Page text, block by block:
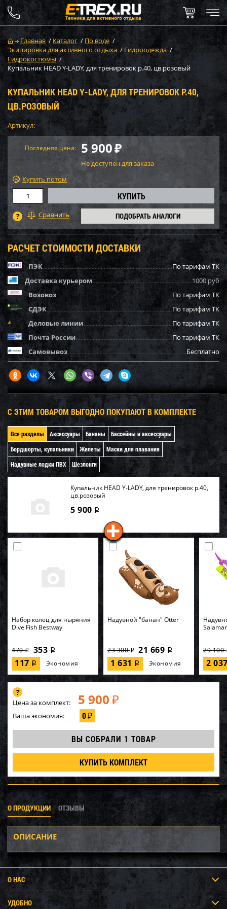
Главная / Каталог / По воде /
Экипировка для активного отдыха / Гидроодежда /
Гидрокостюмы /
Купальник HEAD Y-LADY, для тренировок р.40, цв.розовый
КУПАЛЬНИК HEAD Y-LADY, ДЛЯ ТРЕНИРОВОК Р.40,
ЦВ.РОЗОВЫЙ
Артикул:
Последняя цена: 5 900₽
Не доступен для заказа
Купить потом
ПОДОБРАТЬ АНАЛОГИ
РАСЧЕТ СТОИМОСТИ ДОСТАВКИ
ПЭК
По тарифам ТК
Доставка курьером
1000 руб
Возовоз
По тарифам ТК
СДЭК
По тарифам ТК
Деловые линии
По тарифам ТК
Почта России
По тарифам ТК
Самовывоз
Бесплатно
С ЭТИМ ТОВАРОМ ВЫГОДНО ПОКУПАЮТ В КОМПЛЕКТЕ
Все разделы Аксессуары Бананы
Бассейны и аксессуары
Бордшорты, купальники
Жилеты
Маски для плавания
Надувные лодки ПВХ
Шезлонги
Купальник HEAD Y-LADY, для тренировок р.40,
цв.розовый
5 900 i
Набор колец для ныряния
Dive Fish Bestway
470i 353 i
117 i Экономия
Надувной "банан" Otter
23 300i 21 669 i
1 631 i Экономия
29 100
2
Цена за комплект: 5 900 ₽
Ваша экономия: 0₽
ВЫ СОБРАЛИ 1 ТОВАР
КУПИТЬ КОМПЛЕКТ
О ПРОДУКЦИИ ОТЗЫВЫ
ОПИСАНИЕ
О НАС
УДОБНО